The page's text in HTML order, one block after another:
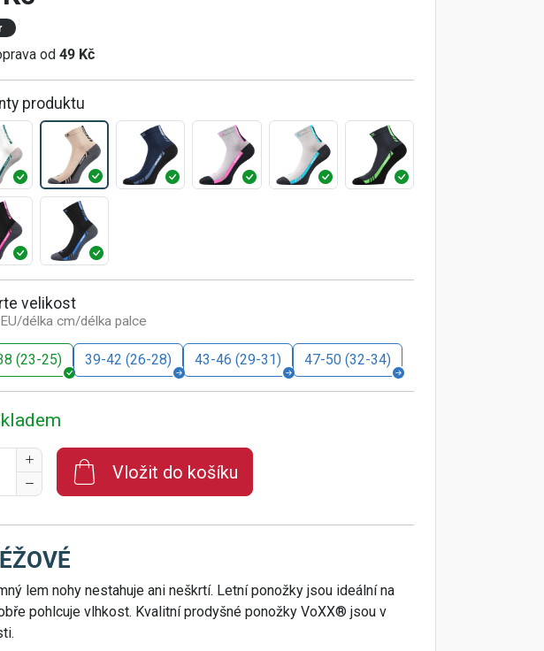
od 49 Kč
produktu
velikost
délka cm/délka palce
(23-25) 39-42 (26-28) 43-46 (29-31) 47-50 (32-34)
Vložit do košíku
lem nohy nestahuje ani neškrtí. Letní ponožky jsou ideální na
pohlcuje vlhkost. Kvalitní prodyšné ponožky VoXX® jsou v